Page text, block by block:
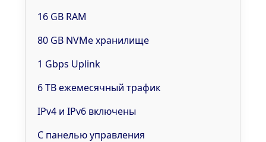
16 GB RAM
80 GB NVMe хранилище
1 Gbps Uplink
6 TB ежемесячный трафик
IPv4 и IPv6 включены
С панелью управления